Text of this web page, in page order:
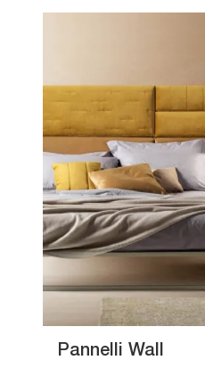
Pannelli Wall